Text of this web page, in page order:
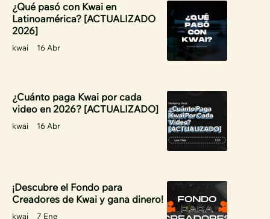
¿Qué pasó con Kwai en
Latinoamérica? [ACTUALIZADO
2026]
kwai 16 Abr
¿Cuánto paga Kwai por cada
video en 2026? [ACTUALIZADO]
kwai 16 Abr
¡Descubre el Fondo para
Creadores de Kwai y gana dinero!
kwai 7 Ene